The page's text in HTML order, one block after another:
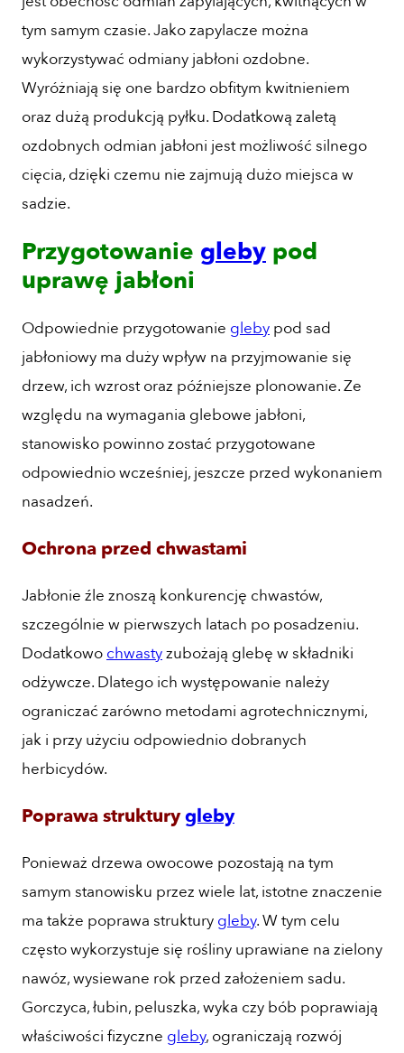
tym samym czasie. Jako zapylacze można
wykorzystywać odmiany jabłoni ozdobne.
Wyróżniają się one bardzo obfitym kwitnieniem
oraz dużą produkcją pyłku. Dodatkową zaletą
ozdobnych odmian jabłoni jest możliwość silnego
cięcia, dzięki czemu nie zajmują dużo miejsca w
sadzie.
Przygotowanie gleby pod
uprawę jabłoni
Odpowiednie przygotowanie gleby pod sad
jabłoniowy ma duży wpływ na przyjmowanie się
drzew, ich wzrost oraz późniejsze plonowanie. Ze
względu na wymagania glebowe jabłoni,
stanowisko powinno zostać przygotowane
odpowiednio wcześniej, jeszcze przed wykonaniem
nasadzeń.
Ochrona przed chwastami
Jabłonie źle znoszą konkurencję chwastów,
szczególnie w pierwszych latach po posadzeniu.
Dodatkowo chwastyzubożają glebę w składniki
odżywcze. Dlatego ich występowanie należy
ograniczać zarówno metodami agrotechnicznymi,
jak i przy użyciu odpowiednio dobranych
herbicydów.
Poprawa strukturygleby
Ponieważ drzewa owocowe pozostają na tym
samym stanowisku przez wiele lat, istotne znaczenie
ma także poprawa struktury gleby. W tym celu
często wykorzystuje się rośliny uprawiane na zielony
nawóz, wysiewane rok przed założeniem sadu.
Gorczyca, łubin, peluszka, wyka czy bób poprawiają
właściwości fizyczne gleby, ograniczają rozwój